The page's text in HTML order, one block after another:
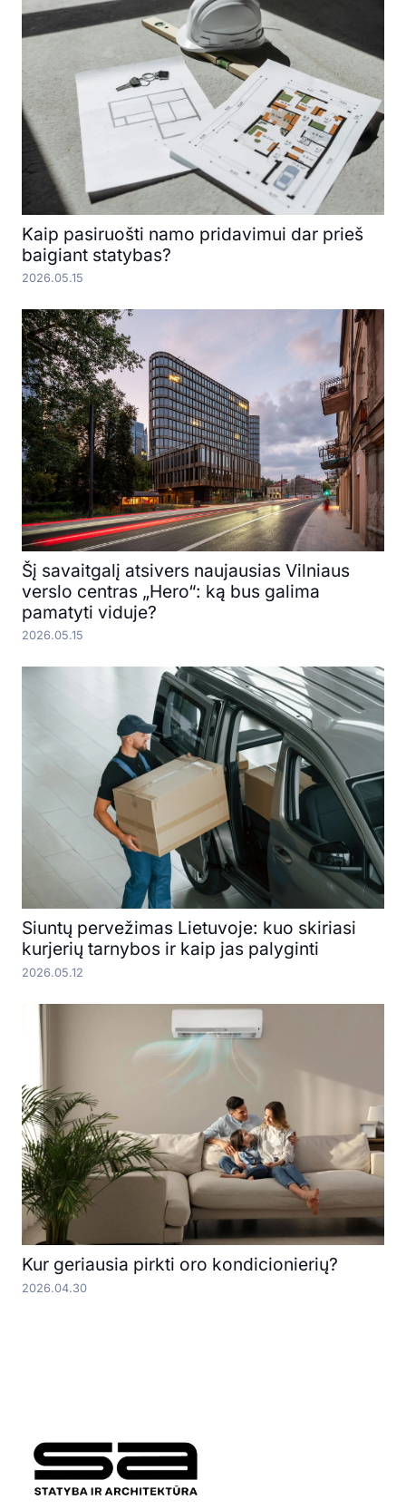
Kaip pasiruošti namo pridavimui dar prieš
baigiant statybas?
2026.05.15
Šį savaitgalį atsivers naujausias Vilniaus
verslo centras „Hero“: ką bus galima
pamatyti viduje?
2026.05.15
Siuntų pervežimas Lietuvoje: kuo skiriasi
kurjerių tarnybos ir kaip jas palyginti
2026.05.12
Kur geriausia pirkti oro kondicionierių?
2026.04.30